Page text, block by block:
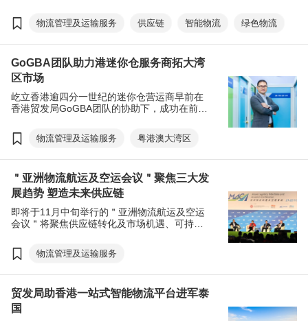
＂物流的议题进行探讨，让业界获得最新行业资讯，在当今复杂多
变的外围环境下保持竞争力，把握环球商机。
物流管理及运输服务 供应链 智能物流 绿色物流
GoGBA团队助力港迷你仓服务商拓大湾
区市场
屹立香港逾四分一世纪的迷你仓营运商早前在
香港贸发局GoGBA团队的协助下，成功在前海
垫把香港的储物及管理经验带到大湾区。
物流管理及运输服务 粤港澳大湾区
＂亚洲物流航运及空运会议＂聚焦三大发
展趋势 塑造未来供应链
即将于11月中旬举行的＂亚洲物流航运及空运
会议＂将聚焦供应链转化及市场机遇、可持续
势，以全面呼应三中全会《决定》提出巩固提
升香港国际航运中心的地位，以及《施政报
物流管理及运输服务
贸发局助香港一站式智能物流平台进军泰
国